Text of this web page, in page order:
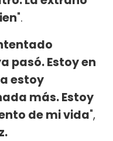
".
pasó. Estoy en
estoy
más. Estoy
de mi vida",